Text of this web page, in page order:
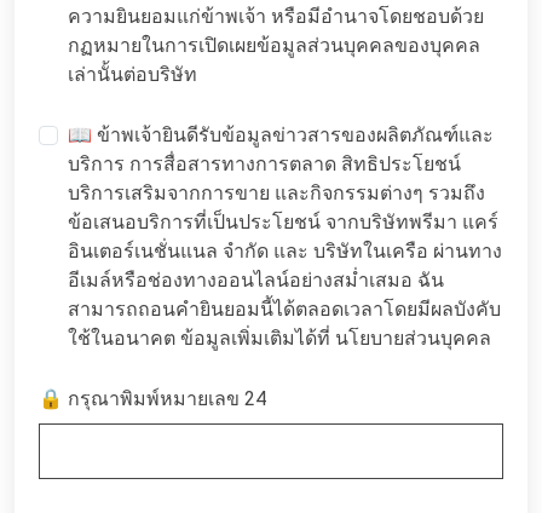
ความยินยอมแก่ข้าพเจ้า หรือมีอำนาจโดยชอบด้วย
กฏหมายในการเปิดเผยข้อมูลส่วนบุคคลของบุคคล
เล่านั้นต่อบริษัท
📖 ข้าพเจ้ายินดีรับข้อมูลข่าวสารของผลิตภัณฑ์และ
บริการ การสื่อสารทางการตลาด สิทธิประโยชน์
บริการเสริมจากการขาย และกิจกรรมต่างๆ รวมถึง
ข้อเสนอบริการที่เป็นประโยชน์ จากบริษัทพรีมา แคร์
อินเตอร์เนชั่นแนล จำกัด และ บริษัทในเครือ ผ่านทาง
อีเมล์หรือช่องทางออนไลน์อย่างสม่ำเสมอ ฉัน
สามารถถอนคำยินยอมนี้ได้ตลอดเวลาโดยมีผลบังคับ
ใช้ในอนาคต ข้อมูลเพิ่มเติมได้ที่ นโยบายส่วนบุคคล
🔒 กรุณาพิมพ์หมายเลข 24